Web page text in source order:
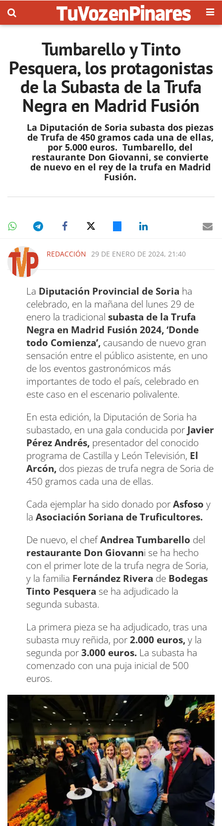
Tumbarello y Tinto
Pesquera, los protagonistas
de la Subasta de la Trufa
Negra en Madrid Fusión
La Diputación de Soria subasta dos piezas
de Trufa de 450 gramos cada una de ellas,
por 5.000 euros. Tumbarello, del
restaurante Don Giovanni, se convierte
de nuevo en el rey de la trufa en Madrid
Fusión.
REDACCIÓN 29 DE ENERO DE 2024, 21:40
La Diputación Provincial de Soria ha
celebrado, en la mañana del lunes 29 de
enero la tradicional subasta de la Trufa
Negra en Madrid Fusión 2024, ‘Donde
todo Comienza’,causando de nuevo gran
sensación entre el público asistente, en uno
de los eventos gastronómicos más
importantes de todo el país, celebrado en
este caso en el escenario polivalente.
En esta edición, la Diputación de Soria ha
subastado, en una gala conducida porJavier
Pérez Andrés,presentador del conocido
programa de Castilla y León Televisión, El
Arcón,dos piezas de trufa negra de Soria de
450 gramos cada una de ellas.
Cada ejemplar ha sido donado porAsfoso y
la Asociación Soriana de Truficultores.
De nuevo, el chefAndrea Tumbarello del
restaurante Don Giovanni se ha hecho
con el primer lote de la trufa negra de Soria,
y la familia Fernández Rivera de Bodegas
Tinto Pesquera se ha adjudicado la
segunda subasta.
La primera pieza se ha adjudicado, tras una
subasta muy reñida, por2.000 euros,y la
segunda por3.000 euros.La subasta ha
comenzado con una puja inicial de 500
euros.